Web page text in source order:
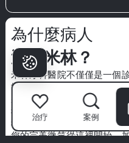
為什麼病人
選擇米林？
米林牙科醫院不僅僅是一個
世界級專家的團隊、先進的
將牙科護理轉變為高端體驗
我們優先考慮衛生、舒適和
我們的話—探索來自真實病
您的完美微笑從這裡開始。
治疗 案例